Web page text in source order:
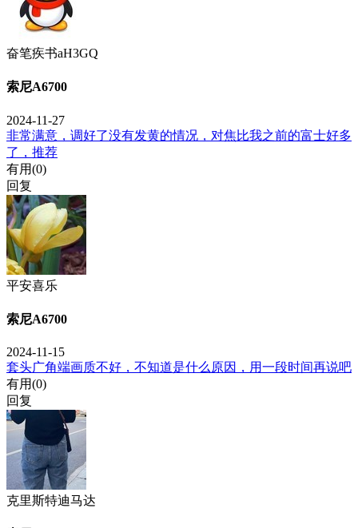
奋笔疾书aH3GQ
索尼A6700
2024-11-27
非常满意，调好了没有发黄的情况，对焦比我之前的富士好多
了，推荐
有用(0)
回复
平安喜乐
索尼A6700
2024-11-15
套头广角端画质不好，不知道是什么原因，用一段时间再说吧
有用(0)
回复
克里斯特迪马达